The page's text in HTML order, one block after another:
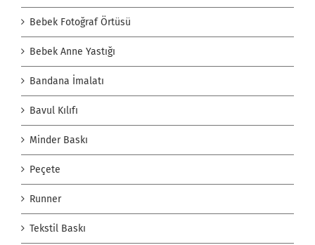
Bebek Fotoğraf Örtüsü
Bebek Anne Yastığı
Bandana İmalatı
Bavul Kılıfı
Minder Baskı
Peçete
Runner
Tekstil Baskı